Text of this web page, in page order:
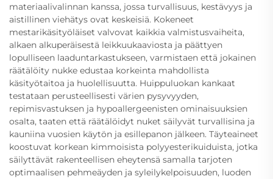
materiaalivalinnan kanssa, jossa turvallisuus, kestävyys ja
aistillinen viehätys ovat keskeisiä. Kokeneet
mestarikäsityöläiset valvovat kaikkia valmistusvaiheita,
alkaen alkuperäisestä leikkuukaaviosta ja päättyen
lopulliseen laaduntarkastukseen, varmistaen että jokainen
räätälöity nukke edustaa korkeinta mahdollista
käsityötaitoa ja huolellisuutta. Huippuluokan kankaat
testataan perusteellisesti värien pysyvyyden,
repimisvastuksen ja hypoallergeenisten ominaisuuksien
osalta, taaten että räätälöidyt nuket säilyvät turvallisina ja
kauniina vuosien käytön ja esillepanon jälkeen. Täyteaineet
koostuvat korkean kimmoisista polyyesterikuiduista, jotka
säilyttävät rakenteellisen eheytensä samalla tarjoten
optimaalisen pehmeäyden ja syleilykelpoisuuden, luoden